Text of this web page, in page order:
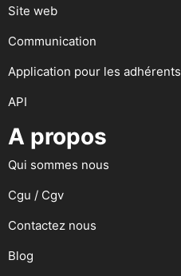
Site web
Communication
Application pour les adhérents
API
A propos
Qui sommes nous
Cgu / Cgv
Contactez nous
Blog